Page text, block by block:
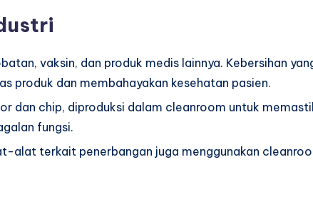
vaksin, dan produk medis lainnya. Kebersihan
produk dan membahayakan kesehatan pasien.
dan chip, diproduksi dalam cleanroom untuk
fungsi.
alat terkait penerbangan juga menggunakan